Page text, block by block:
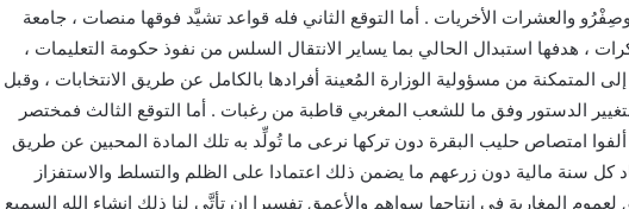
والعشرات الأخريات . أما التوقع الثاني فله قواعد تشيَّد فوقها منصات ، جامعة
، هدفها استبدال الحالي بما يساير الانتقال السلس من نفوذ حكومة التعليمات ،
المتمكنة من مسؤولية الوزارة المُعينة أفرادها بالكامل عن طريق الانتخابات ، وقبل
الدستور وفق ما للشعب المغربي قاطبة من رغبات . أما التوقع الثالث فمختصر
ألفوا امتصاص حليب البقرة دون تركها نرعى ما تُولِّد به تلك المادة المحبين عن طريق
كل سنة مالية دون زرعهم ما يضمن ذلك اعتمادا على الظلم والتسلط والاستفزاز
المغاربة في إنتاجها سواهم والأعمق تفسيرا إن تأتَّى لنا ذلك إنشاء الله السميع